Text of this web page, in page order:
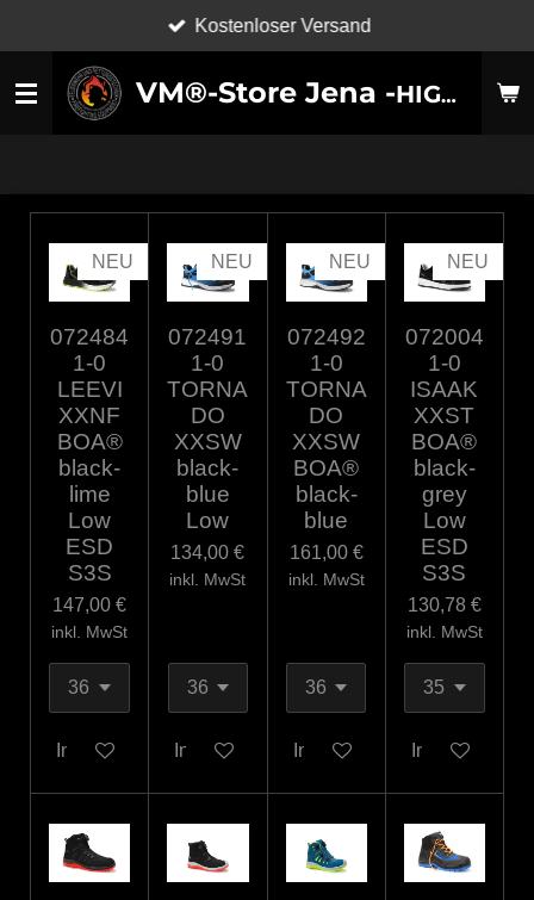
springen
VM®-Store Jena -HIGH-TECHNOLOGY SHOES-
Kostenloser Versand
NEU
072484
1-0
LEEVI
XXNF
BOA®
black-
lime
Low
ESD
S3S
147,00 €
inkl. MwSt
In den Warenkorb
NEU
072491
1-0
TORNA
DO
XXSW
black-
blue
Low
134,00 €
inkl. MwSt
In den Warenkorb
NEU
072492
1-0
TORNA
DO
XXSW
BOA®
black-
blue
161,00 €
inkl. MwSt
In den Warenkorb
NEU
072004
1-0
ISAAK
XXST
BOA®
black-
grey
Low
ESD
S3S
130,78 €
inkl. MwSt
In den